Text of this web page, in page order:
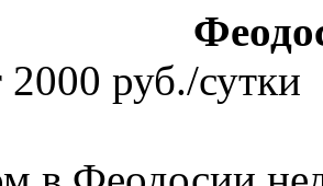
2000 руб./сутки